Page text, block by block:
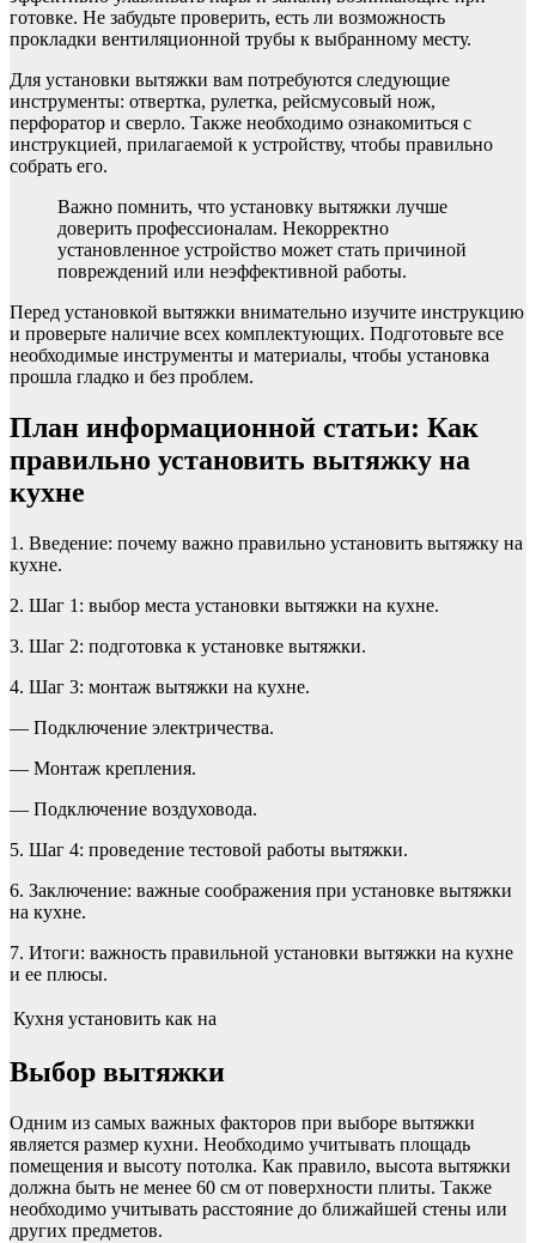
готовке. Не забудьте проверить, есть ли возможность
прокладки вентиляционной трубы к выбранному месту.
Для установки вытяжки вам потребуются следующие
инструменты: отвертка, рулетка, рейсмусовый нож,
перфоратор и сверло. Также необходимо ознакомиться с
инструкцией, прилагаемой к устройству, чтобы правильно
собрать его.
Важно помнить, что установку вытяжки лучше
доверить профессионалам. Некорректно
установленное устройство может стать причиной
повреждений или неэффективной работы.
Перед установкой вытяжки внимательно изучите инструкцию
и проверьте наличие всех комплектующих. Подготовьте все
необходимые инструменты и материалы, чтобы установка
прошла гладко и без проблем.
План информационной статьи: Как
правильно установить вытяжку на
кухне
1. Введение: почему важно правильно установить вытяжку на
кухне.
2. Шаг 1: выбор места установки вытяжки на кухне.
3. Шаг 2: подготовка к установке вытяжки.
4. Шаг 3: монтаж вытяжки на кухне.
— Подключение электричества.
— Монтаж крепления.
— Подключение воздуховода.
5. Шаг 4: проведение тестовой работы вытяжки.
6. Заключение: важные соображения при установке вытяжки
на кухне.
7. Итоги: важность правильной установки вытяжки на кухне
и ее плюсы.
Кухня установить как на
Выбор вытяжки
Одним из самых важных факторов при выборе вытяжки
является размер кухни. Необходимо учитывать площадь
помещения и высоту потолка. Как правило, высота вытяжки
должна быть не менее 60 см от поверхности плиты. Также
необходимо учитывать расстояние до ближайшей стены или
других предметов.